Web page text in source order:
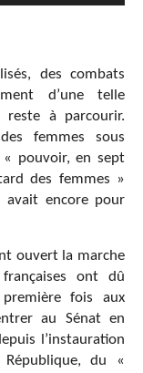
des combats
d’une telle
à parcourir.
femmes sous
pouvoir, en sept
des femmes »
avait encore pour
ouvert la marche
ont dû
fois aux
au Sénat en
l’instauration
République, du «